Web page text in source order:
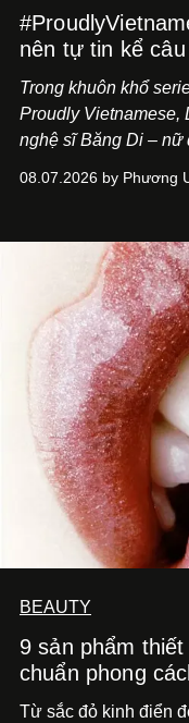
nên tự tin kể
Trong khuôn khổ
Proudly Vietnamese,
nghệ sĩ Băng Di – nữ
Kitchen Bar và
08.07.2026 by Phương
BEAUTY
9 sản phẩm
chuẩn phong
Từ sắc đỏ kinh điển